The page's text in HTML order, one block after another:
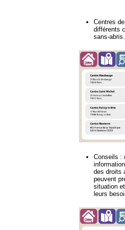
Centres
différents
sans-abris.
Conseils :
des droits
peuvent
situation
leurs